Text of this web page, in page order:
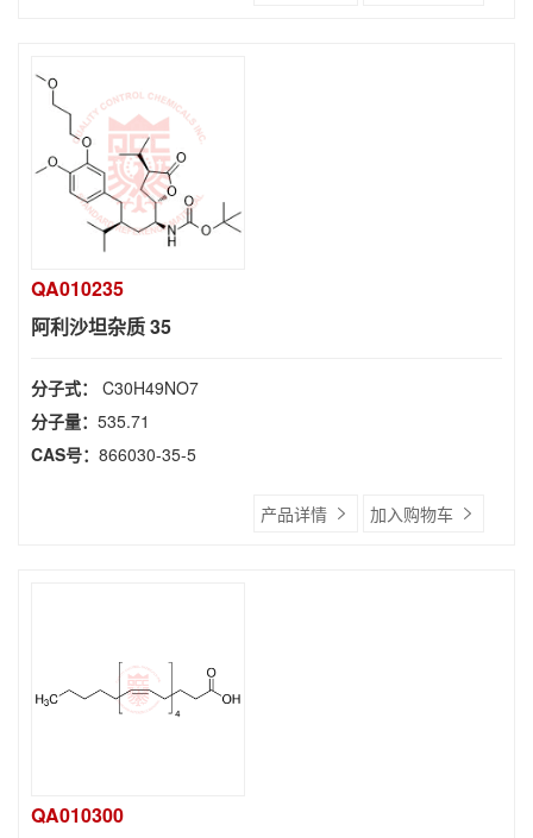
QA010235
阿利沙坦杂质 35
分子式： C30H49NO7
分子量： 535.71
CAS号： 866030-35-5
产品详情 加入购物车
QA010300